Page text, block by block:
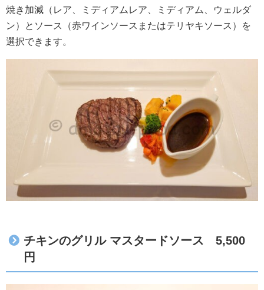
焼き加減（レア、ミディアムレア、ミディアム、ウェルダ
ン）とソース（赤ワインソースまたはテリヤキソース）を
選択できます。
チキンのグリル マスタードソース 5,500
円